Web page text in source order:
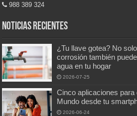
988 389 324
Noticias recientes
¿Tu llave gotea? No
corrosión también
agua en tu hogar
2026-07-25
Cinco aplicaciones
Mundo desde tu
2026-06-24